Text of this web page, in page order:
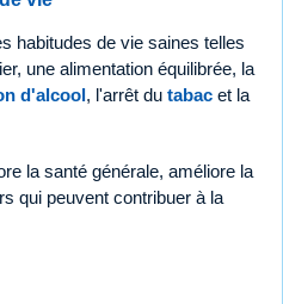
habitudes de vie saines telles
une alimentation équilibrée, la
d'alcool, l'arrêt du tabac et la
la santé générale, améliore la
qui peuvent contribuer à la